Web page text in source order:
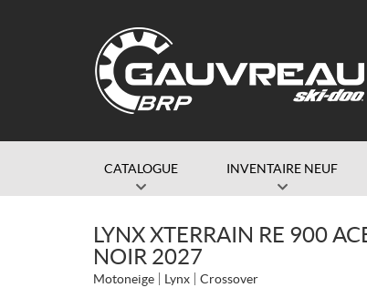
CATALOGUE INVENTAIRE NEUF
LYNX XTERRAIN RE 900
NOIR 2027
Motoneige Lynx Crossover